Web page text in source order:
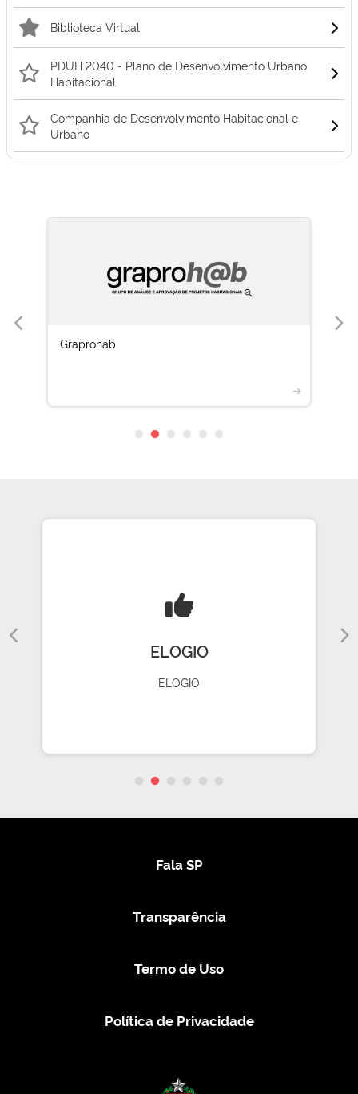
Biblioteca Virtual
PDUH 2040 - Plano de Desenvolvimento Urbano
Habitacional
Companhia de Desenvolvimento Habitacional e
Urbano
Graprohab
➔
ELOGIO
ELOGIO
Fala SP
Transparência
Termo de Uso
Política de Privacidade